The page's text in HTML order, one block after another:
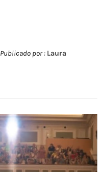
Publicado por : Laura